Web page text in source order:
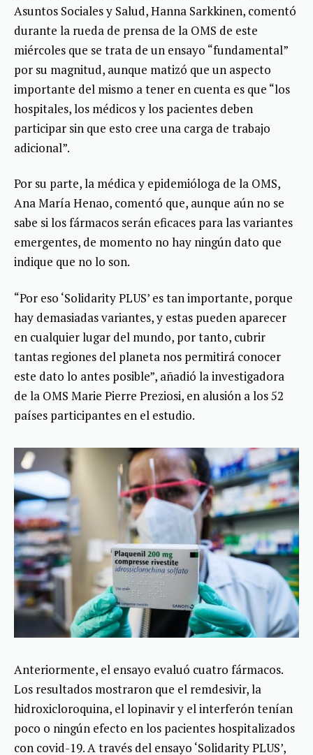
Asuntos Sociales y Salud, Hanna Sarkkinen, comentó
durante la rueda de prensa de la OMS de este
miércoles que se trata de un ensayo “fundamental”
por su magnitud, aunque matizó que un aspecto
importante del mismo a tener en cuenta es que “los
hospitales, los médicos y los pacientes deben
participar sin que esto cree una carga de trabajo
adicional”.
Por su parte, la médica y epidemióloga de la OMS,
Ana María Henao, comentó que, aunque aún no se
sabe si los fármacos serán eficaces para las variantes
emergentes, de momento no hay ningún dato que
indique que no lo son.
“Por eso ‘Solidarity PLUS’ es tan importante, porque
hay demasiadas variantes, y estas pueden aparecer
en cualquier lugar del mundo, por tanto, cubrir
tantas regiones del planeta nos permitirá conocer
este dato lo antes posible”, añadió la investigadora
de la OMS Marie Pierre Preziosi, en alusión a los 52
países participantes en el estudio.
Anteriormente, el ensayo evaluó cuatro fármacos.
Los resultados mostraron que el remdesivir, la
hidroxicloroquina, el lopinavir y el interferón tenían
poco o ningún efecto en los pacientes hospitalizados
con covid-19. A través del ensayo ‘Solidarity PLUS’,